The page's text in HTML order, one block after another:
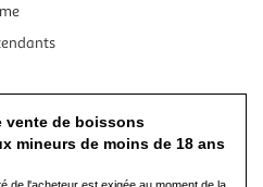
vente de boissons
mineurs de moins de 18 ans
de l'acheteur est exigée au moment de la